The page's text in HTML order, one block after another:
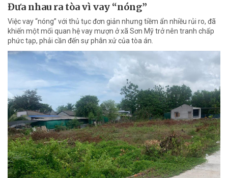
Đưa nhau ra tòa vì vay “nóng”
Việc vay “nóng” với thủ tục đơn giản nhưng tiềm ẩn nhiều rủi ro, đã
khiến một mối quan hệ vay mượn ở xã Sơn Mỹ trở nên tranh chấp
phức tạp, phải cần đến sự phân xử của tòa án.